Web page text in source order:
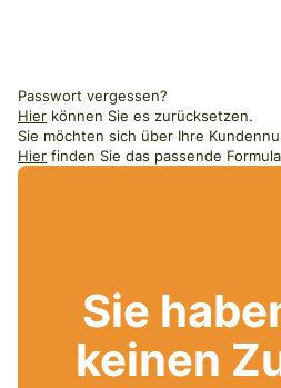
Passwort vergessen?
Hier können Sie es zurücksetzen.
Sie möchten sich über Ihre
Hier finden Sie das passende
Sie
keinen